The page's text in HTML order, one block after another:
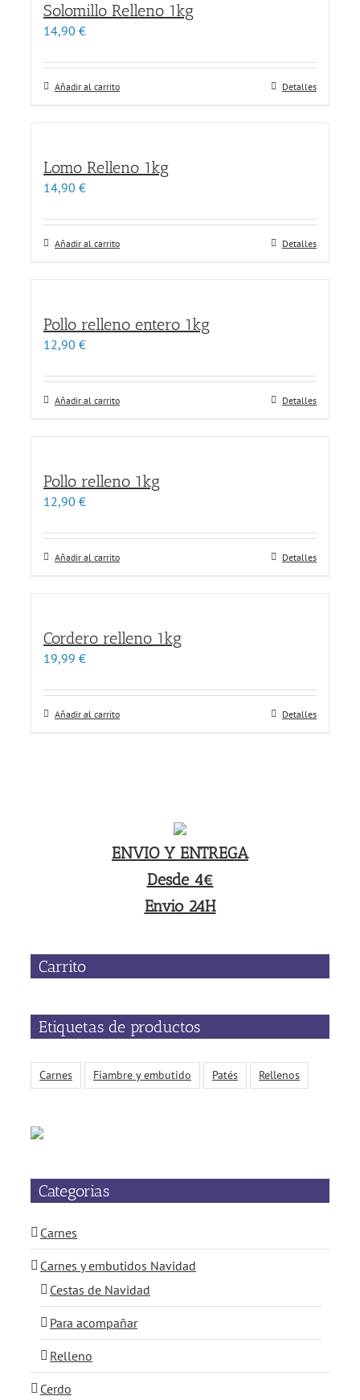
Solomillo Relleno 1kg
14,90 €
Añadir al carrito Detalles
Lomo Relleno 1kg
14,90 €
Añadir al carrito Detalles
Pollo relleno entero 1kg
12,90 €
Añadir al carrito Detalles
Pollo relleno 1kg
12,90 €
Añadir al carrito Detalles
Cordero relleno 1kg
19,99 €
Añadir al carrito Detalles
ENVIO Y ENTREGA
Desde 4€
Envio 24H
Carrito
Etiquetas de productos
Carnes Fiambre y embutido Patés Rellenos
Categorias
Carnes
Carnes y embutidos Navidad
Cestas de Navidad
Para acompañar
Relleno
Cerdo